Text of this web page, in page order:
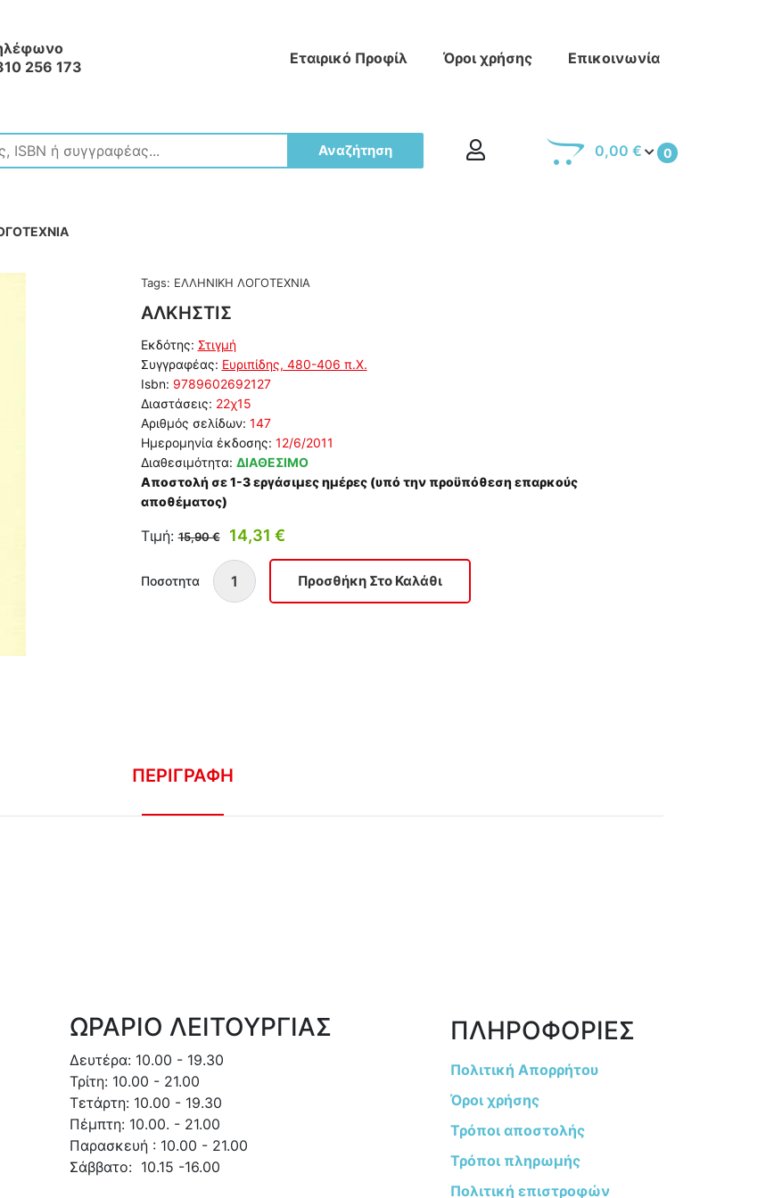
256 173
Εταιρικό Προφίλ Όροι χρήσης Επικοινωνία
Αναζήτηση 0
0,00 €
Tags: ΕΛΛΗΝΙΚΗ ΛΟΓΟΤΕΧΝΙΑ
ΑΛΚΗΣΤΙΣ
Εκδότης: Στιγμή
Συγγραφέας: Ευριπίδης, 480-406 π.Χ.
Isbn: 9789602692127
Διαστάσεις: 22χ15
Αριθμός σελίδων: 147
Ημερομηνία έκδοσης: 12/6/2011
Διαθεσιμότητα: ΔΙΑΘΕΣΙΜΟ
Αποστολή σε 1-3 εργάσιμες ημέρες (υπό την προϋπόθεση επαρκούς
αποθέματος)
Τιμή:15,90 € 14,31 €
Ποσοτητα
ΠΕΡΙΓΡΑΦΗ
ΩΡΑΡΙΟ ΛΕΙΤΟΥΡΓΙΑΣ
Δευτέρα: 10.00 - 19.30
Τρίτη: 10.00 - 21.00
Τετάρτη: 10.00 - 19.30
Πέμπτη: 10.00. - 21.00
Παρασκευή : 10.00 - 21.00
Σάββατο: 10.15 -16.00
ΠΛΗΡΟΦΟΡΙΕΣ
Πολιτική Απορρήτου
Όροι χρήσης
Τρόποι αποστολής
Τρόποι πληρωμής
Πολιτική επιστροφών